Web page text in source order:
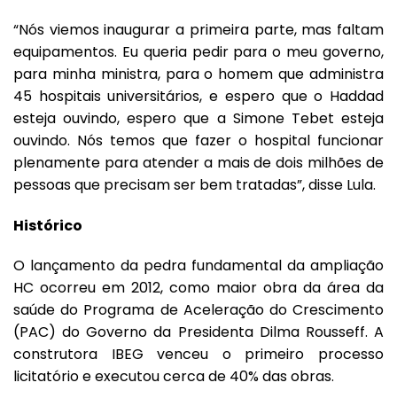
“Nós viemos inaugurar a primeira parte, mas faltam
equipamentos. Eu queria pedir para o meu governo,
para minha ministra, para o homem que administra
45 hospitais universitários, e espero que o Haddad
esteja ouvindo, espero que a Simone Tebet esteja
ouvindo. Nós temos que fazer o hospital funcionar
plenamente para atender a mais de dois milhões de
pessoas que precisam ser bem tratadas”, disse Lula.
Histórico
O lançamento da pedra fundamental da ampliação
HC ocorreu em 2012, como maior obra da área da
saúde do Programa de Aceleração do Crescimento
(PAC) do Governo da Presidenta Dilma Rousseff. A
construtora IBEG venceu o primeiro processo
licitatório e executou cerca de 40% das obras.